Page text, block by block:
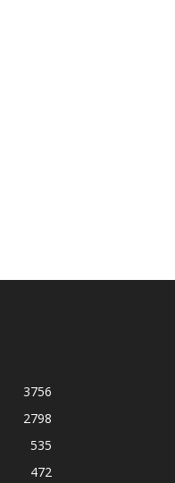
3756
2798
535
472